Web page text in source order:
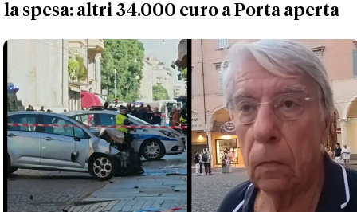
la spesa: altri 34.000 euro a Porta aperta